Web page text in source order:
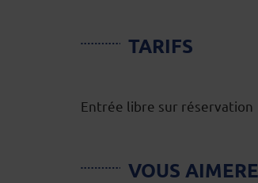
TARIFS
Entrée libre sur réservation
VOUS